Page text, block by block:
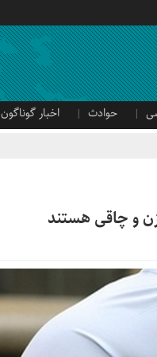
حوادث اخبار گوناگون